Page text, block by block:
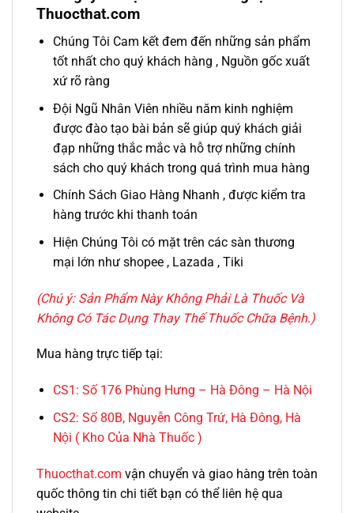
Thuocthat.com
Chúng Tôi Cam kết đem đến những sản phẩm
tốt nhất cho quý khách hàng , Nguồn gốc xuất
xứ rõ ràng
Đội Ngũ Nhân Viên nhiều năm kinh nghiệm
được đào tạo bài bản sẽ giúp quý khách giải
đạp những thắc mắc và hỗ trợ những chính
sách cho quý khách trong quá trình mua hàng
Chính Sách Giao Hàng Nhanh , được kiểm tra
hàng trước khi thanh toán
Hiện Chúng Tôi có mặt trên các sàn thương
mại lớn như shopee , Lazada , Tiki
(Chú ý: Sản Phẩm Này Không Phải Là Thuốc Và
Không Có Tác Dụng Thay Thế Thuốc Chữa Bệnh.)
Mua hàng trực tiếp tại:
CS1: Số 176 Phùng Hưng – Hà Đông – Hà Nội
CS2: Số 80B, Nguyễn Công Trứ, Hà Đông, Hà
Nội ( Kho Của Nhà Thuốc )
Thuocthat.com vận chuyển và giao hàng trên toàn
quốc thông tin chi tiết bạn có thể liên hệ qua